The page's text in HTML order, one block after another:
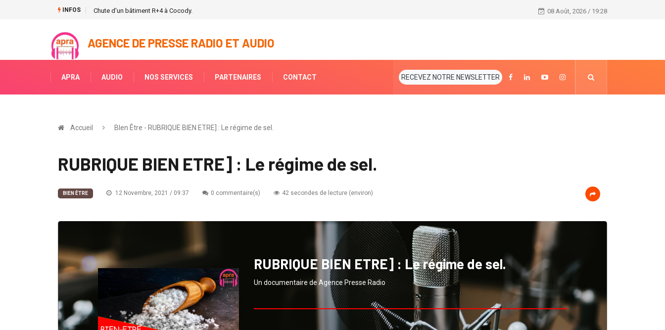
INFOS Chute d'un bâtiment R+4 à Cocody. Réunion du Conseil National de Sécurité(CNS)
08 Août, 2026 / 19:28
AGENCE DE PRESSE RADIO ET AUDIO
APRA AUDIO NOS SERVICES PARTENAIRES CONTACT RECEVEZ NOTRE NEWSLETTER
Accueil BIen Être - RUBRIQUE BIEN ETRE] : Le régime de sel.
RUBRIQUE BIEN ETRE] : Le régime de sel.
BIEN ÊTRE 12 Novembre, 2021 / 09:37 0 commentaire(s) 42 secondes de lecture (environ)
RUBRIQUE BIEN ETRE] : Le régime de sel.
Un documentaire de Agence Presse Radio